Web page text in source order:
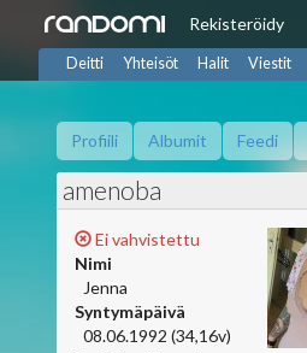
Rekisteröidy
Deitti Yhteisöt Halit Viestit
Profiili Albumit Feedi
amenoba
Ei vahvistettu
Nimi
Jenna
Syntymäpäivä
08.06.1992 (34,16v)